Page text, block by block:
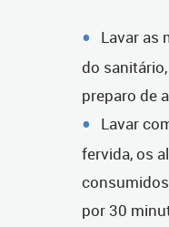
Lavar as
do
preparo de
Lavar
fervida, os
por 30